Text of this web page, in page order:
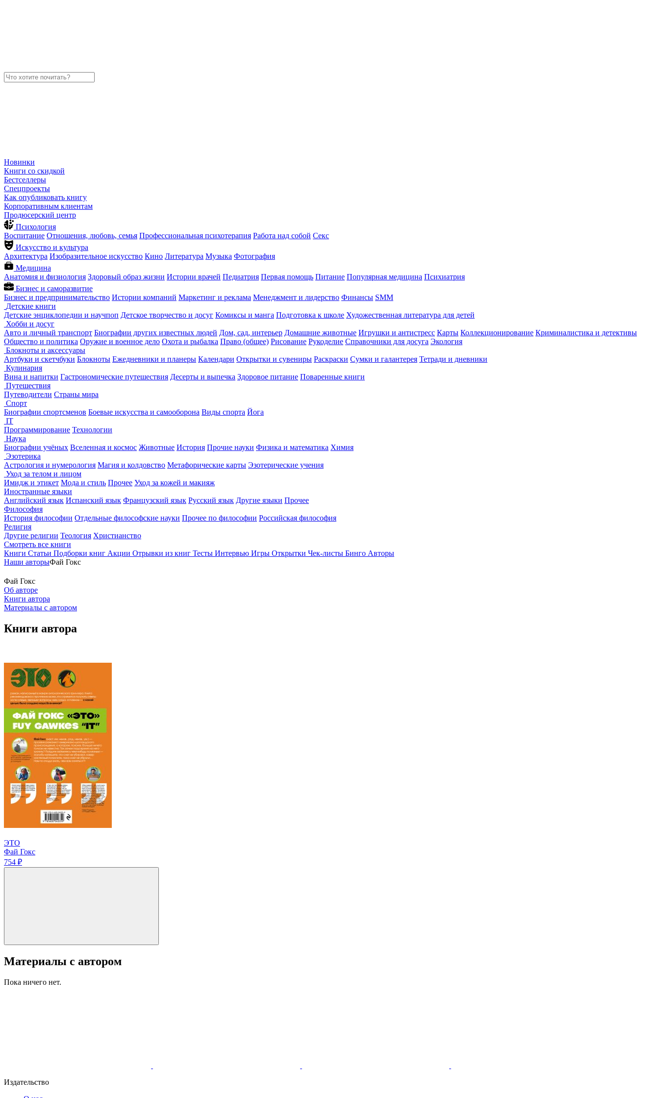
Новинки
Книги со скидкой
Бестселлеры
Спецпроекты
Как опубликовать книгу
Корпоративным клиентам
Продюсерский центр
Психология
Воспитание Отношения, любовь, семья Профессиональная психотерапия Работа над собой Секс
Искусство и культура
Архитектура Изобразительное искусство Кино Литература Музыка Фотография
Медицина
Анатомия и физиология Здоровый образ жизни Истории врачей Педиатрия Первая помощь Питание Популярная медицина Психиатрия
Бизнес и саморазвитие
Бизнес и предпринимательство Истории компаний Маркетинг и реклама Менеджмент и лидерство Финансы SMM
Детские книги
Детские энциклопедии и научпоп Детское творчество и досуг Комиксы и манга Подготовка к школе Художественная литература для детей
Хобби и досуг
Авто и личный транспорт Биографии других известных людей Дом, сад, интерьер Домашние животные Игрушки и антистресс Карты Коллекционирование Криминалистика и детективы
Общество и политика Оружие и военное дело Охота и рыбалка Право (общее) Рисование Рукоделие Справочники для досуга Экология
Блокноты и аксессуары
Артбуки и скетчбуки Блокноты Ежедневники и планеры Календари Открытки и сувениры Раскраски Сумки и галантерея Тетради и дневники
Кулинария
Вина и напитки Гастрономические путешествия Десерты и выпечка Здоровое питание Поваренные книги
Путешествия
Путеводители Страны мира
Спорт
Биографии спортсменов Боевые искусства и самооборона Виды спорта Йога
IT
Программирование Технологии
Наука
Биографии учёных Вселенная и космос Животные История Прочие науки Физика и математика Химия
Эзотерика
Астрология и нумерология Магия и колдовство Метафорические карты Эзотерические учения
Уход за телом и лицом
Имидж и этикет Мода и стиль Прочее Уход за кожей и макияж
Иностранные языки
Английский язык Испанский язык Французский язык Русский язык Другие языки Прочее
Философия
История философии Отдельные философские науки Прочее по философии Российская философия
Религия
Другие религии Теология Христианство
Смотреть все книги
Книги Статьи Подборки книг Акции Отрывки из книг Тесты Интервью Игры Открытки Чек-листы Бинго Авторы
Наши авторыФай Гокс
Фай Гокс
Об авторе
Книги автора
Материалы с автором
Книги автора
ЭТО
Фай Гокс
754 ₽
Материалы с автором
Пока ничего нет.
Издательство